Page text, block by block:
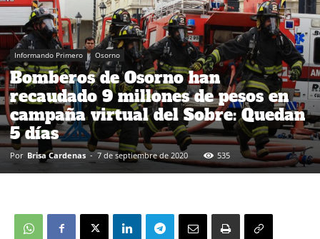
Informando Primero Osorno
Bomberos de Osorno han
recaudado 9 millones de pesos en
campaña virtual del Sobre: Quedan
5 días
Por Brisa Cardenas - 7 de septiembre de 2020 535